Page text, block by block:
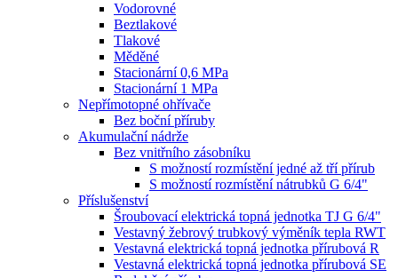
Vodorovné
Beztlakové
Tlakové
Měděné
Stacionární 0,6 MPa
Stacionární 1 MPa
Nepřímotopné ohřívače
Bez boční příruby
Akumulační nádrže
Bez vnitřního zásobníku
S možností rozmístění jedné až tří přírub
S možností rozmístění nátrubků G 6/4"
Příslušenství
Šroubovací elektrická topná jednotka TJ G 6/4"
Vestavný žebrový trubkový výměník tepla RWT
Vestavná elektrická topná jednotka přírubová R
Vestavná elektrická topná jednotka přírubová SE